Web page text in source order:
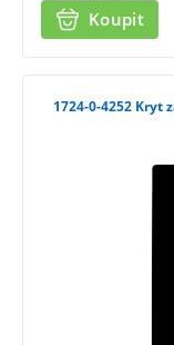
Koupit
1724-0-4252 Kryt zásuvky anténní univerzální s 2 (3) otvory,